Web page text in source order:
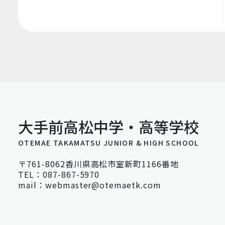
大手前高松中学・高等学校
OTEMAE TAKAMATSU JUNIOR & HIGH SCHOOL
〒761-8062香川県高松市室新町1166番地
TEL：087-867-5970
mail：webmaster@otemaetk.com